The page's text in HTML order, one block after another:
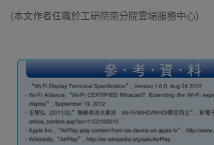
(本文作者任職於工研院南分院雲端服務中心)